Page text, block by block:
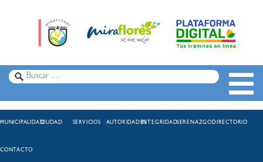
MUNICIPALIDADCIUDAD SERVICIOS AUTORIDADESINTEGRIDADSERENAZGODIRECTORIO
CONTACTO